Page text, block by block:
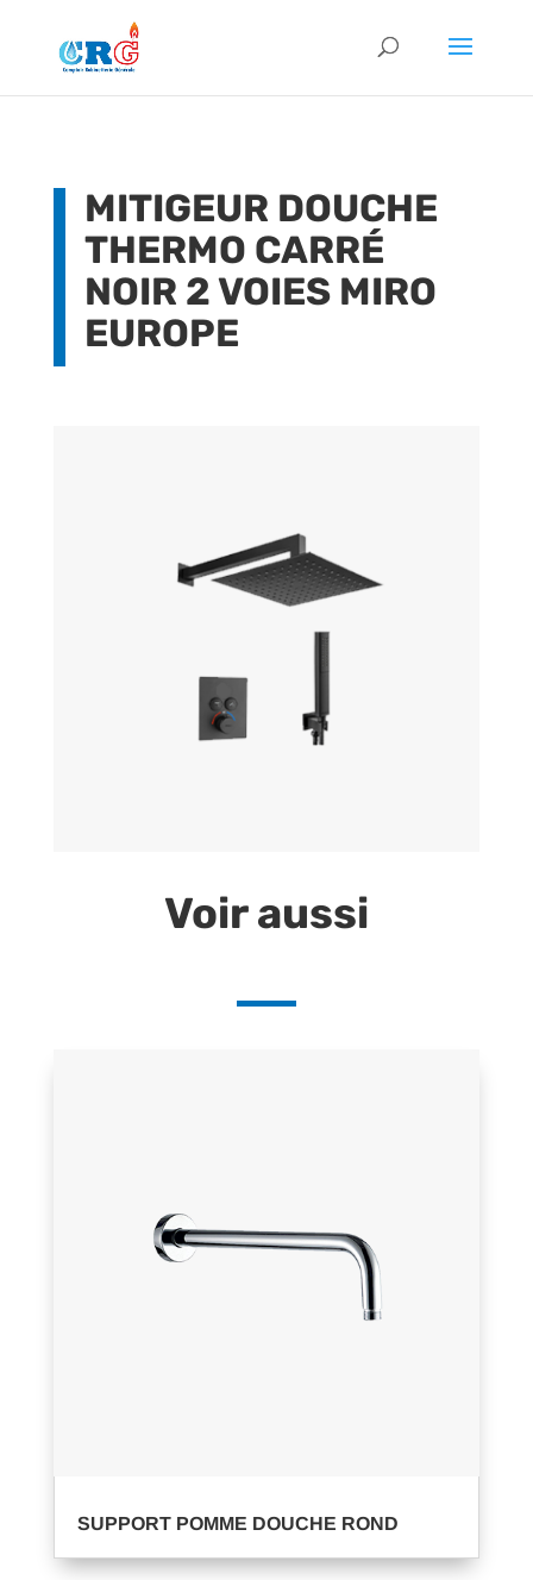
MITIGEUR DOUCHE
THERMO CARRÉ
NOIR 2 VOIES MIRO
EUROPE
Voir aussi
SUPPORT POMME DOUCHE ROND